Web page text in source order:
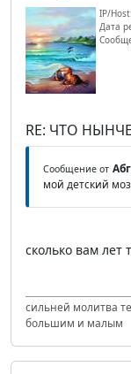
IP/
Дата
RE: ЧТО
Сообщение от
мой детский
сколько вам лет
сильней молитва
большим и малым